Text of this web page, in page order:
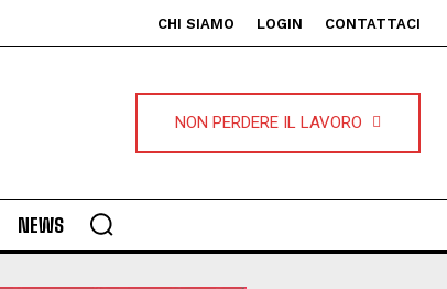
CHI SIAMO LOGIN CONTATTACI
NON PERDERE IL LAVORO
NEWS